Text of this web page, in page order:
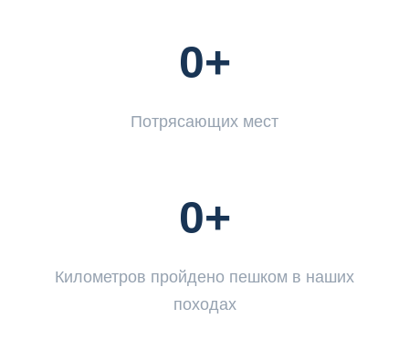
0+
Потрясающих мест
0+
Километров пройдено пешком в наших
походах